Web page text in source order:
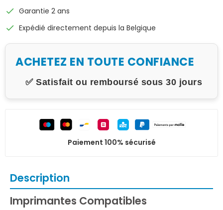
check Garantie 2 ans
check Expédié directement depuis la Belgique
ACHETEZ EN TOUTE CONFIANCE
✅ Satisfait ou remboursé sous 30 jours
Paiement 100% sécurisé
Description
Imprimantes Compatibles